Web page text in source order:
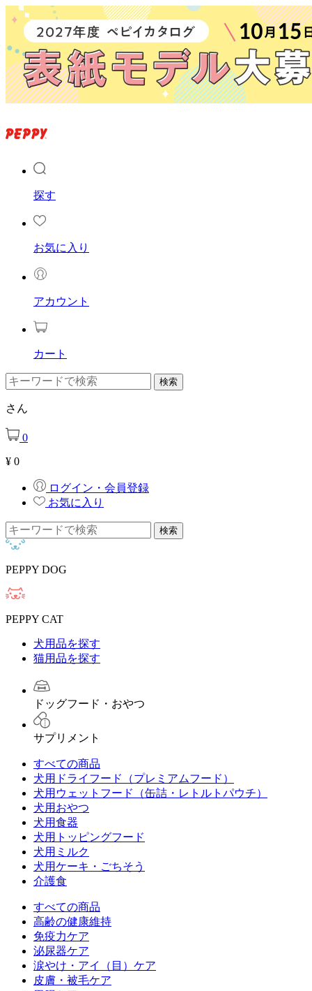
探す
お気に入り
アカウント
カート
さん
0
¥ 0
ログイン・会員登録
お気に入り
PEPPY DOG
PEPPY CAT
犬用品を探す
猫用品を探す
ドッグフード・おやつ
サプリメント
すべての商品
犬用ドライフード（プレミアムフード）
犬用ウェットフード（缶詰・レトルトパウチ）
犬用おやつ
犬用食器
犬用トッピングフード
犬用ミルク
犬用ケーキ・ごちそう
介護食
すべての商品
高齢の健康維持
免疫力ケア
泌尿器ケア
涙やけ・アイ（目）ケア
皮膚・被毛ケア